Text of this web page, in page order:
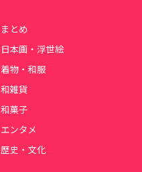
まとめ
日本画・浮世絵
着物・和服
和雑貨
和菓子
エンタメ
歴史・文化